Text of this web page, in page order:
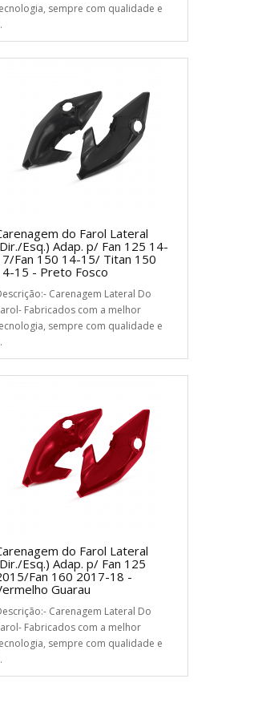
sempre com qualidade e
do Farol Lateral
Esq.) Adap. p/ Fan 125 14-
Fan 150 14-15/ Titan 150
15 - Preto Fosco
Carenagem Lateral Do
Fabricados com a melhor
sempre com qualidade e
do Farol Lateral
Esq.) Adap. p/ Fan 125
Fan 160 2017-18 -
Guarau
Carenagem Lateral Do
Fabricados com a melhor
sempre com qualidade e